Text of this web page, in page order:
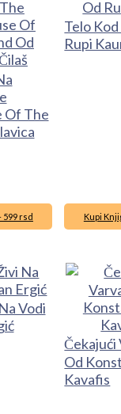
Of The
Telo
Rupi
599 rsd
Vodi
Kupi
Čekajući
Od
Kavafis